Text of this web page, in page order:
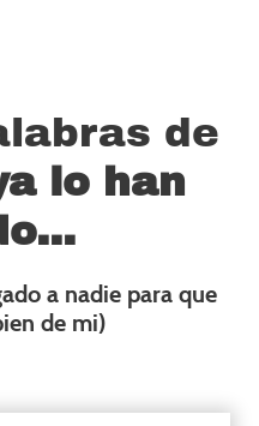
de
lo han
a nadie para que
de mi)